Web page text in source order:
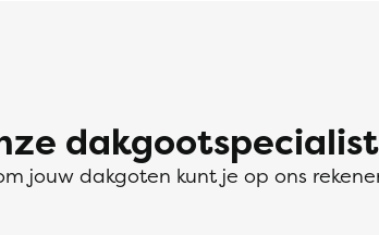
jouw dakgoten kunt je op ons